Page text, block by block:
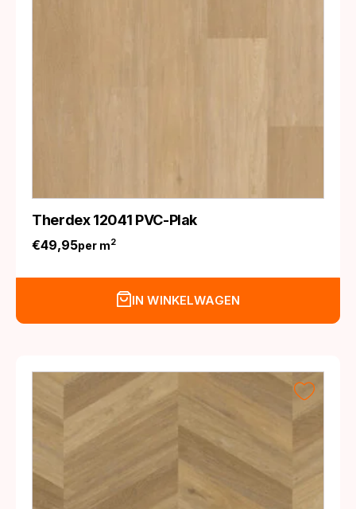
Therdex 12041 PVC-Plak
€49,95per m2
IN WINKELWAGEN